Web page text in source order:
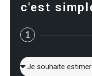
c'est
1